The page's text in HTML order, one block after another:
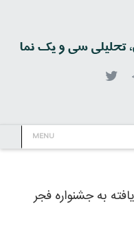
MENU
به جشنواره فجر